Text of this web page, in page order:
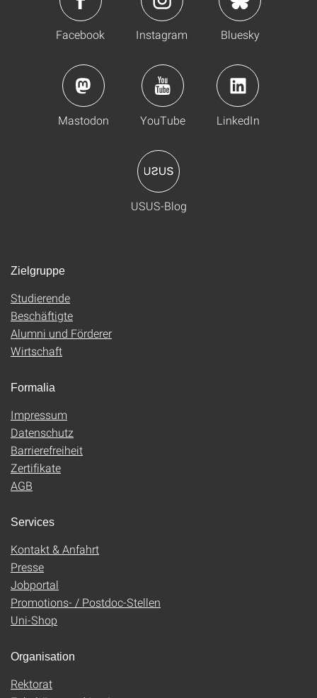
Facebook Instagram Bluesky
Mastodon YouTube LinkedIn
USUS-Blog
Zielgruppe
Studierende
Beschäftigte
Alumni und Förderer
Wirtschaft
Formalia
Impressum
Datenschutz
Barrierefreiheit
Zertifikate
AGB
Services
Kontakt & Anfahrt
Presse
Jobportal
Promotions- / Postdoc-Stellen
Uni-Shop
Organisation
Rektorat